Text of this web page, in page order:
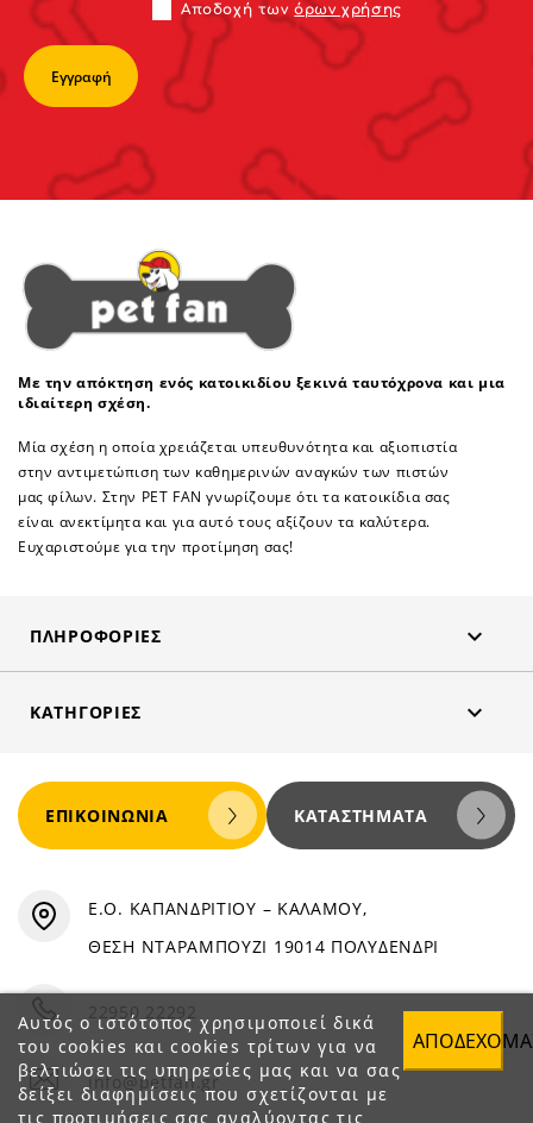
Αποδoχή τωνόρων χρήσης
Με την απόκτηση ενός κατοικιδίου ξεκινά ταυτόχρονα και μια
ιδιαίτερη σχέση.
Μία σχέση η οποία χρειάζεται υπευθυνότητα και αξιοπιστία
στην αντιμετώπιση των καθημερινών αναγκών των πιστών
μας φίλων. Στην PET FAN γνωρίζουμε ότι τα κατοικίδια σας
είναι ανεκτίμητα και για αυτό τους αξίζουν τα καλύτερα.
Ευχαριστούμε για την προτίμηση σας!
ΠΛΗΡΟΦΟΡΊΕΣ 
ΚΑΤΗΓΟΡΊΕΣ 
Αυτός ο ιστότοπος χρησιμοποιεί δικά
του cookies και cookies τρίτων για να
βελτιώσει τις υπηρεσίες μας και να σας
δείξει διαφημίσεις που σχετίζονται με
τις προτιμήσεις σας αναλύοντας τις
ΕΠΙΚΟΙΝΩΝΊΑ ΚΑΤΑΣΤΉΜΑΤΑ
Ε.Ο. ΚΑΠΑΝΔΡΙΤΙΟΥ – ΚΑΛΑΜΟΥ,
ΘΕΣΗ ΝΤΑΡΑΜΠΟΥΖΙ 19014 ΠΟΛΥΔΕΝΔΡΙ
22950 22292
info@petfan.gr